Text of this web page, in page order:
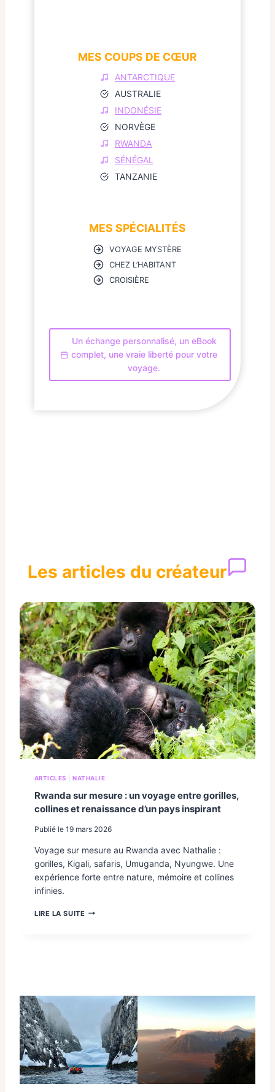
MES COUPS DE CŒUR
ANTARCTIQUE
AUSTRALIE
INDONÉSIE
NORVÈGE
RWANDA
SÉNÉGAL
TANZANIE
MES SPÉCIALITÉS
VOYAGE MYSTÈRE
CHEZ L’HABITANT
CROISIÈRE
Un échange personnalisé, un eBook
complet, une vraie liberté pour votre
voyage.
Les articles du créateur
ARTICLES |NATHALIE
Rwanda sur mesure : un voyage entre gorilles,
collines et renaissance d’un pays inspirant
Publié le 19 mars 2026
Voyage sur mesure au Rwanda avec Nathalie :
gorilles, Kigali, safaris, Umuganda, Nyungwe. Une
expérience forte entre nature, mémoire et collines
infinies.
LIRE LA SUITER
R
R
E
:
U